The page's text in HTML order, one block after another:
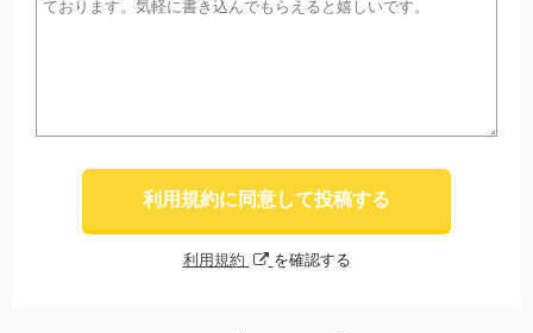
利用規約に同意して投稿する
利用規約 を確認する